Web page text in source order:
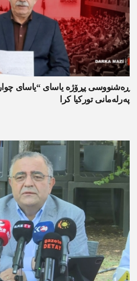
ڕەشنووسی پڕۆژە یاسای “یاسای
پەرلەمانی تورکیا کرا